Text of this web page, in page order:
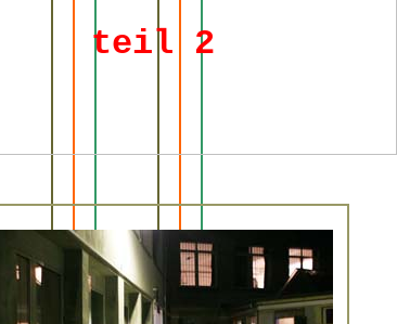
teil 2